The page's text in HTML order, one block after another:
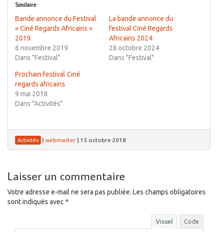
Similaire
Bande annonce du Festival
« Ciné Regards Africains »
2019
6 novembre 2019
Dans "Festival"
La bande annonce du
festival Ciné Regards
Africains 2024
28 octobre 2024
Dans "Festival"
Prochain festival Ciné
regards africains
9 mai 2018
Dans "Activités"
Activités | webmaster | 15 octobre 2018
Laisser un commentaire
Votre adresse e-mail ne sera pas publiée. Les champs obligatoires
sont indiqués avec *
Visuel Code